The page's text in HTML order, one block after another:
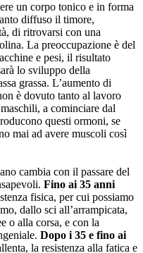
un corpo tonico e in forma
diffuso il timore,
di ritrovarsi con una
La preoccupazione è del
e pesi, il risultato
lo sviluppo della
grassa. L’aumento di
è dovuto tanto al lavoro
a cominciare dal
questi ormoni, se
mai ad avere muscoli così
cambia con il passare del
Fino ai 35 anni
fisica, per cui possiamo
dallo sci all’arrampicata,
o alla corsa, e con la
Dopo i 35 e fino ai
la resistenza alla fatica e